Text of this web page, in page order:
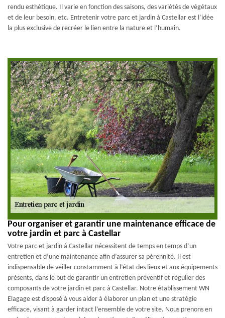
rendu esthétique. Il varie en fonction des saisons, des variétés de végétaux
et de leur besoin, etc. Entretenir votre parc et jardin à Castellar est l’idée
la plus exclusive de recréer le lien entre la nature et l’humain.
Pour organiser et garantir une maintenance efficace de
votre jardin et parc à Castellar
Votre parc et jardin à Castellar nécessitent de temps en temps d’un
entretien et d’une maintenance afin d’assurer sa pérennité. Il est
indispensable de veiller constamment à l’état des lieux et aux équipements
présents, dans le but de garantir un entretien préventif et régulier des
composants de votre jardin et parc à Castellar. Notre établissement WN
Elagage est disposé à vous aider à élaborer un plan et une stratégie
efficace, visant à garder intact l’ensemble de votre site. Nous prenons en